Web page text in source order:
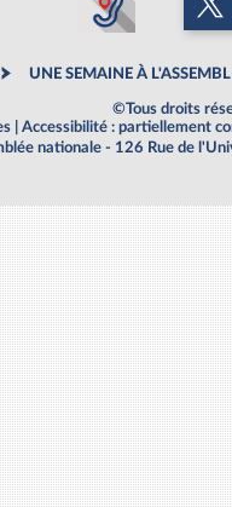
UNE SEMAINE À
©Tous droits
Accessibilité : partiellement
nationale - 126 Rue de